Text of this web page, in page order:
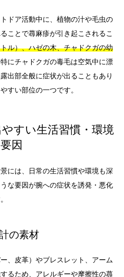
ドア活動中に、植物の汁や毛虫の
ことで蕁麻疹が引き起こされるこ
ル）、ハゼの木、チャドクガの幼
にチャドクガの毒毛は空気中に漂
出部全般に症状が出ることもあり
すい部位の一つです。
すい生活習慣・環境
要因
には、日常の生活習慣や環境も深
な要因が腕への症状を誘発・悪化
の素材
、皮革）やブレスレット、アーム
るため、アレルギーや摩擦性の蕁